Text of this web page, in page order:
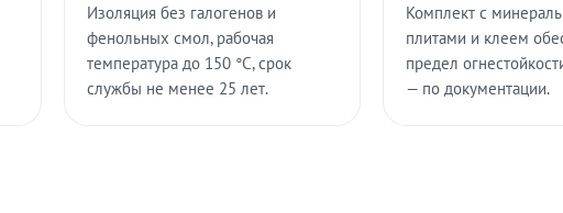
Изоляция без галогенов и
фенольных смол, рабочая
температура до 150 °C, срок
службы не менее 25 лет.
Комплект с
плитами и клеем
предел
— по документации.